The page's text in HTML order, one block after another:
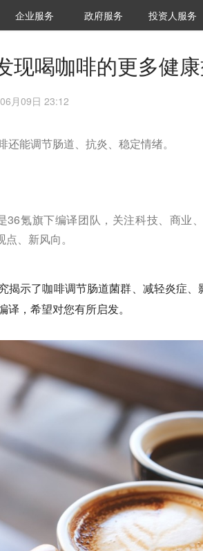
36Kr研究院
企业服务 城市之窗
政府服务 VClub投资机构
投资机构职位推
投资人服务
现喝咖啡的更多健
月09日 23:12
还能调节肠道、抗炎、稳定情绪。
36氪旗下编译团队，关注科技、商业
、新风向。
揭示了咖啡调节肠道菌群、减轻炎症
译，希望对您有所启发。